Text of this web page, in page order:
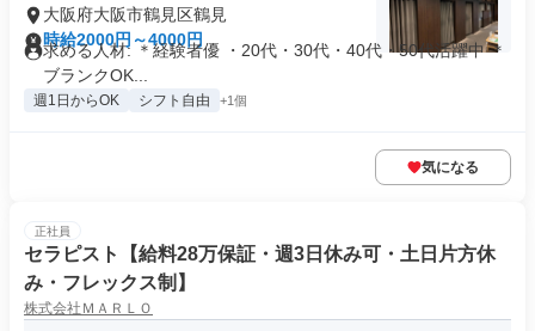
大阪府大阪市鶴見区鶴見
時給2000円～4000円
求める人材: ＊経験者優 ・20代・30代・40代・50代活躍中 ＊
ブランクOK...
週1日からOK シフト自由 +1個
気になる
正社員
セラピスト【給料28万保証・週3日休み可・土日片方休
み・フレックス制】
株式会社ＭＡＲＬＯ